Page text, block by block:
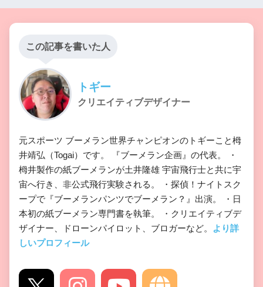
この記事を書いた人
トギー
クリエイティブデザイナー
元スポーツ ブーメラン世界チャンピオンのトギーこと栂
井靖弘（Togai）です。 『ブーメラン企画』の代表。 ・
栂井製作の紙ブーメランが土井隆雄 宇宙飛行士と共に宇
宙へ行き、非公式飛行実験される。 ・探偵！ナイトスク
ープで『ブーメランパンツでブーメラン？』出演。 ・日
本初の紙ブーメラン専門書を執筆。 ・クリエイティブデ
ザイナー、ドローンパイロット、ブロガーなど。
より詳
しいプロフィール